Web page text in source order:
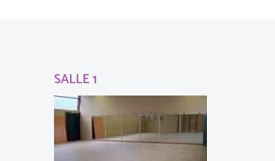
SALLE 1